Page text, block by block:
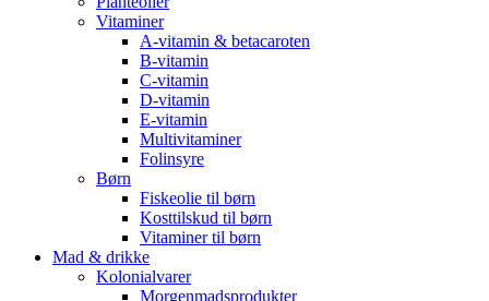
Vitaminer
A-vitamin & betacaroten
B-vitamin
C-vitamin
D-vitamin
E-vitamin
Multivitaminer
Folinsyre
Børn
Fiskeolie til børn
Kosttilskud til børn
Vitaminer til børn
Mad & drikke
Kolonialvarer
Morgenmadsprodukter